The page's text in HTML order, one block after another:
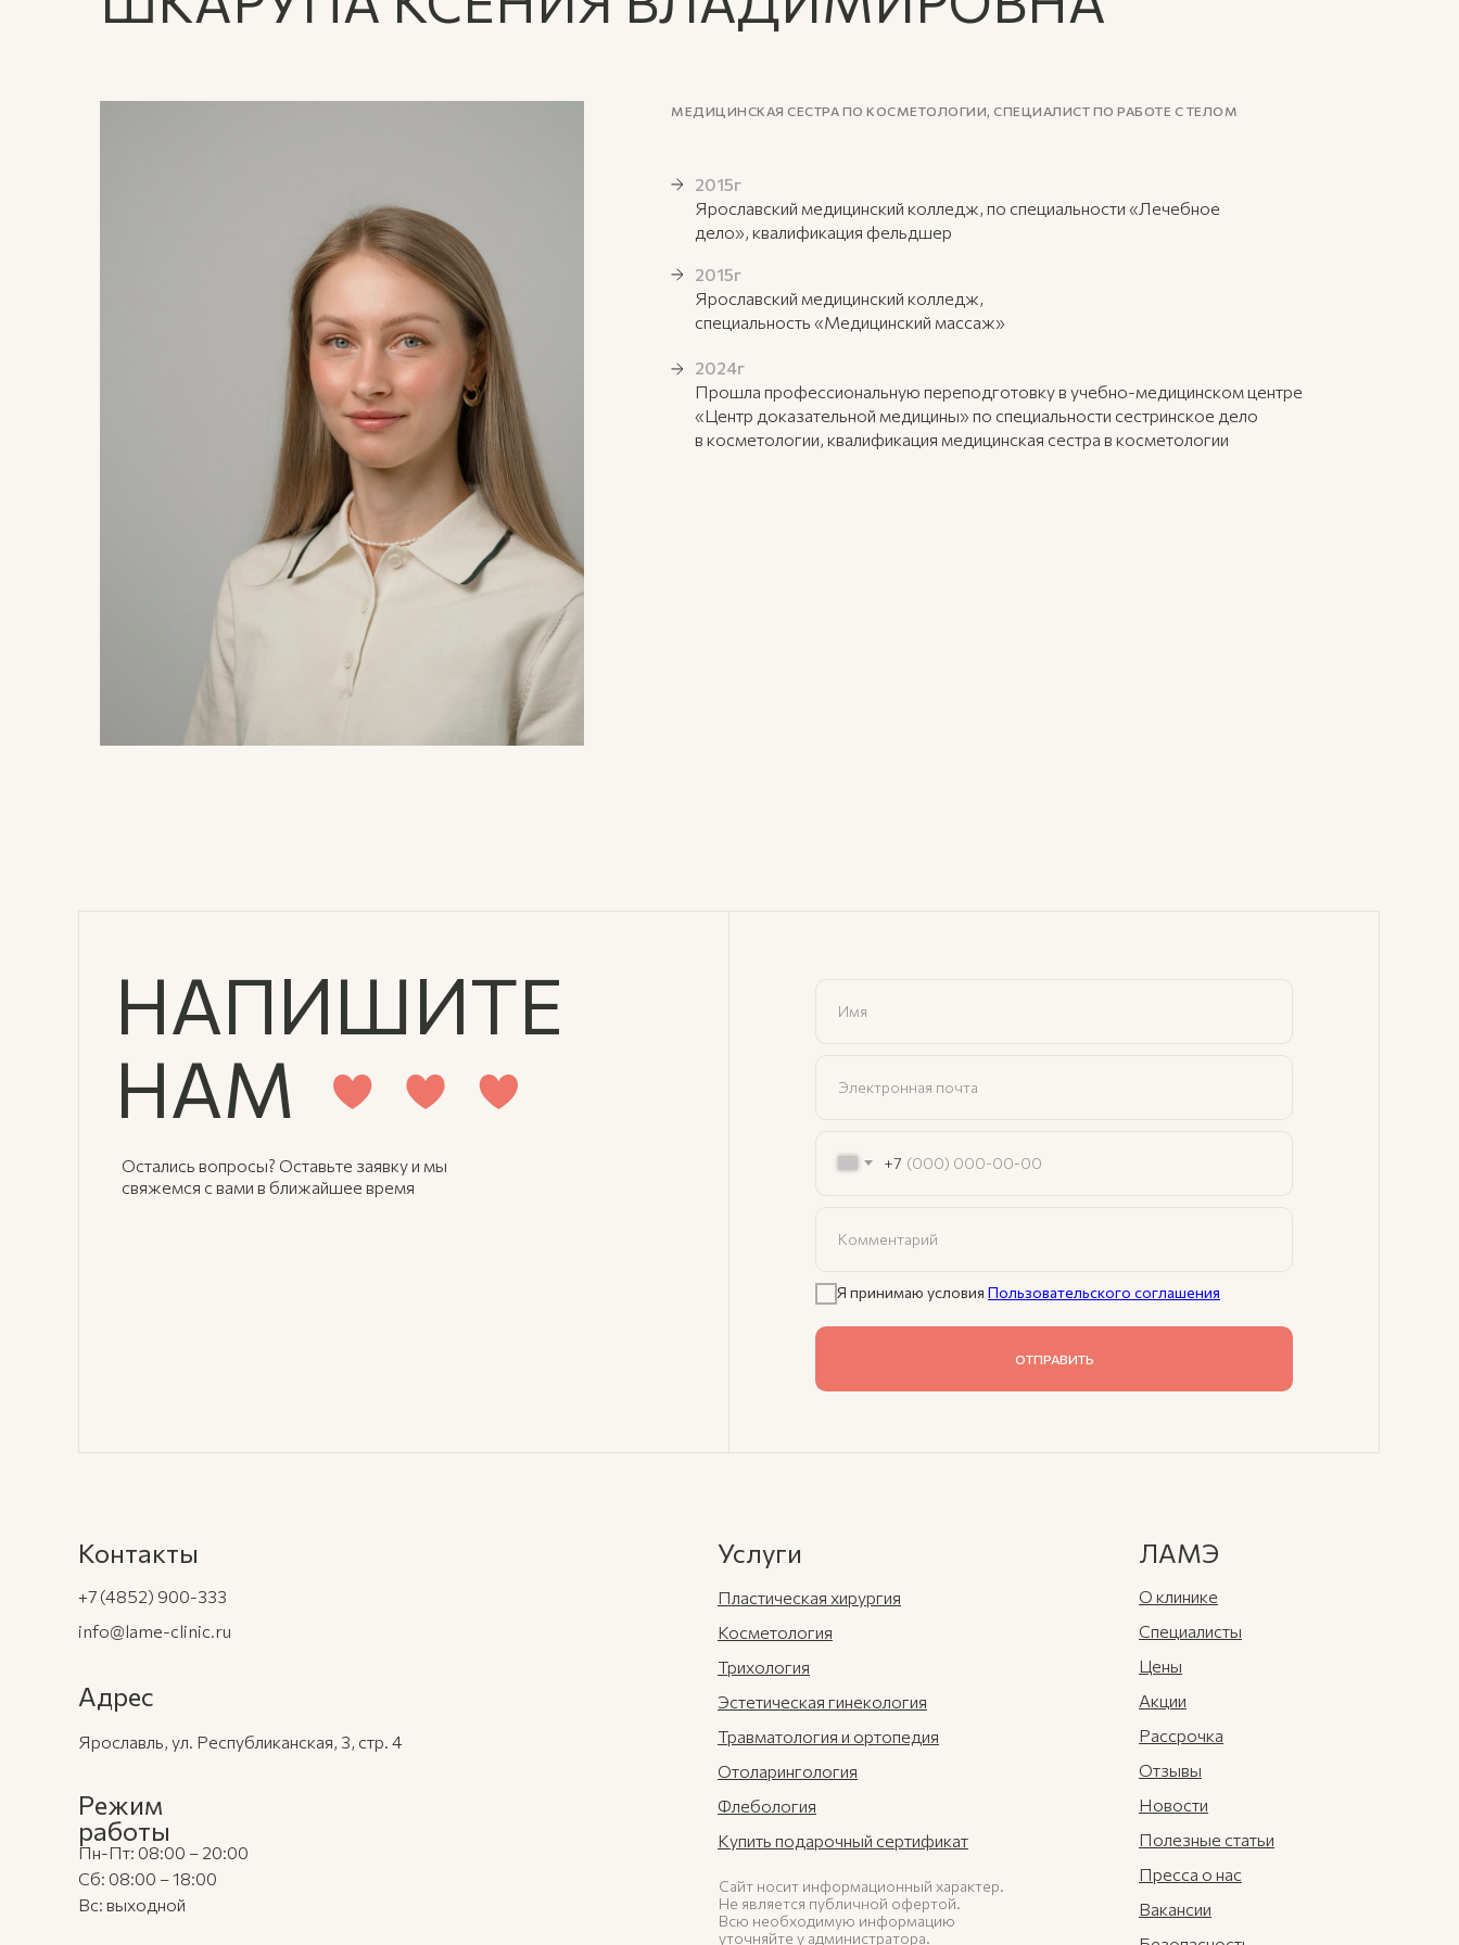
МЕДИЦИНСКАЯ СЕСТРА ПО КОСМЕТОЛОГИИ, СПЕЦИАЛИСТ ПО РАБОТЕ С ТЕЛОМ
Прошла профессиональную переподготовку в учебно-медицинском центре
«Центр доказательной медицины» по специальности сестринское дело
в косметологии, квалификация медицинская сестра в косметологии
Ярославский медицинский колледж,
специальность «Медицинский массаж»
Ярославский медицинский колледж, по специальности «Лечебное
дело», квалификация фельдшер
2015г
2015г
2024г
Остались вопросы? Оставьте заявку и мы
свяжемся с вами в ближайшее время
НАПИШИТЕ
НАМ
+7
Я принимаю условия Пользовательского соглашения
ОТПРАВИТЬ
Адрес
Контакты
Режим
работы
Услуги ЛАМЭ
+7 (4852) 900-333
info@lame-clinic.ru
Ярославль, ул. Республиканская, 3, стр. 4
Пн-Пт: 08:00 – 20:00
Сб: 08:00 – 18:00
Вс: выходной
Пластическая хирургия
Косметология
Трихология
Эстетическая гинекология
Травматология и ортопедия
Сайт носит информационный характер.
Не является публичной офертой.
Всю необходимую информацию
уточняйте у администратора.
О клинике
Специалисты
Цены
Акции
Отзывы
Новости
Пресса о нас
Рассрочка
Вакансии
Полезные статьи
Отоларингология
Флебология
Купить подарочный сертификат